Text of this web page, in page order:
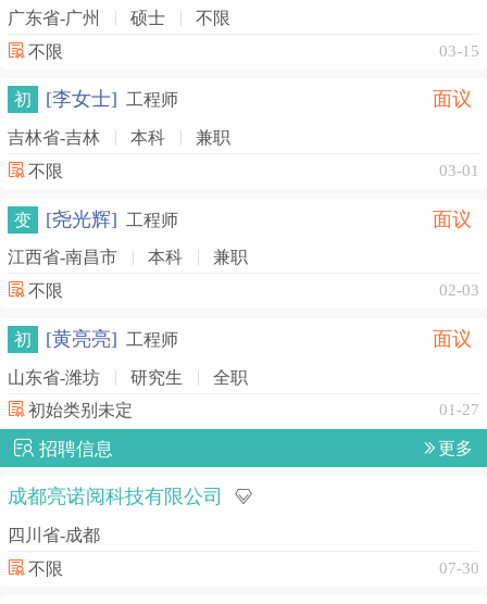
广东省-广州 硕士 不限
不限 03-15
初 [李女士] 工程师 面议
吉林省-吉林 本科 兼职
不限 03-01
变 [尧光辉] 工程师 面议
江西省-南昌市 本科 兼职
不限 02-03
初 [黄亮亮] 工程师 面议
山东省-潍坊 研究生 全职
初始类别未定 01-27
招聘信息 更多
成都亮诺阅科技有限公司
四川省-成都
不限 07-30